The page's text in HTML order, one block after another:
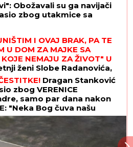
Obožavali su ga navijači
zbog utakmice sa
I OVAJ BRAK, PA TE
U DOM ZA MAJKE SA
KOJE NEMAJU ZA ŽIVOT" U
ženi Slobe Radanovića,
se oglasila: "Ne govori
Dragan Stanković
zbog VERENICE
samo par dana nakon
"Neka Bog čuva našu